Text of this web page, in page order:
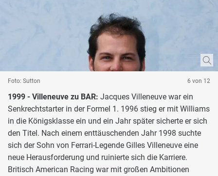
Foto: Sutton 6 von 12
1999 - Villeneuve zu BAR: Jacques Villeneuve war ein
Senkrechtstarter in der Formel 1. 1996 stieg er mit Williams
in die Königsklasse ein und ein Jahr später sicherte er sich
den Titel. Nach einem enttäuschenden Jahr 1998 suchte
sich der Sohn von Ferrari-Legende Gilles Villeneuve eine
neue Herausforderung und ruinierte sich die Karriere.
Britisch American Racing war mit großen Ambitionen